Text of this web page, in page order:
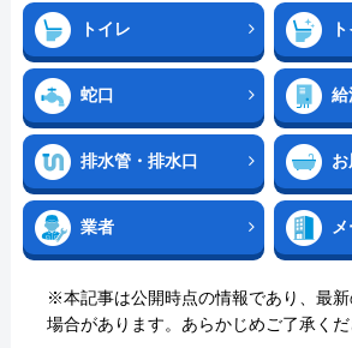
トイレ
蛇口 給
排水管・排水口 お
業者
※本記事は公開時点の情報であり、最
場合があります。あらかじめご了承くだ